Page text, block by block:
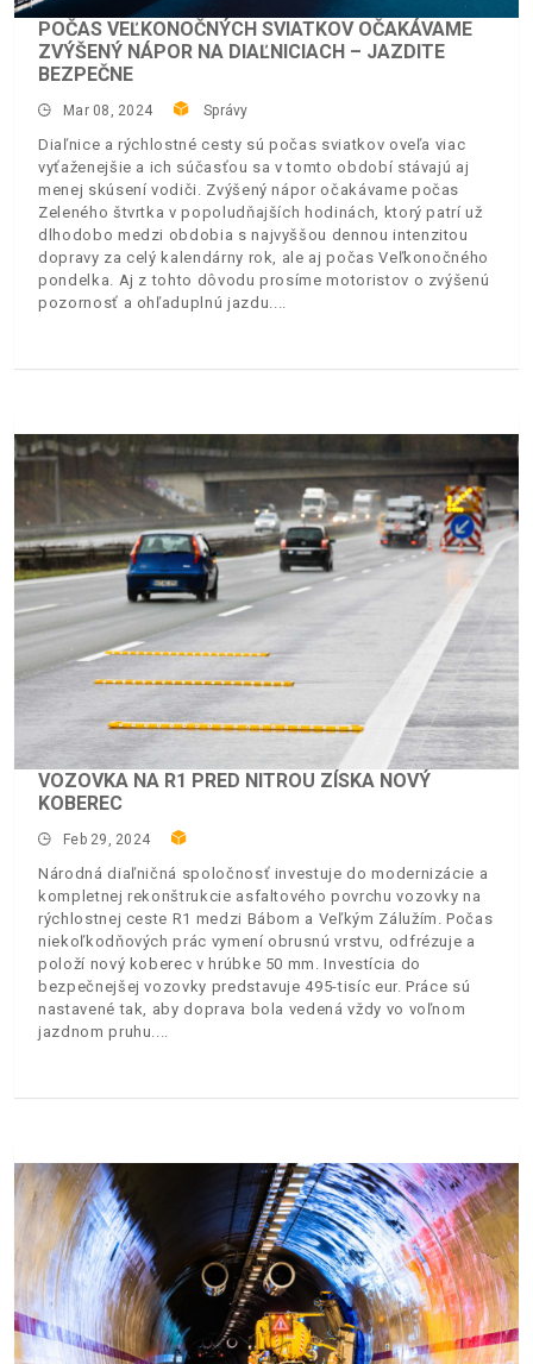
POČAS VEĽKONOČNÝCH SVIATKOV OČAKÁVAME
ZVÝŠENÝ NÁPOR NA DIAĽNICIACH – JAZDITE
BEZPEČNE
Mar 08, 2024 Správy
Diaľnice a rýchlostné cesty sú počas sviatkov oveľa viac
vyťaženejšie a ich súčasťou sa v tomto období stávajú aj
menej skúsení vodiči. Zvýšený nápor očakávame počas
Zeleného štvrtka v popoludňajších hodinách, ktorý patrí už
dlhodobo medzi obdobia s najvyššou dennou intenzitou
dopravy za celý kalendárny rok, ale aj počas Veľkonočného
pondelka. Aj z tohto dôvodu prosíme motoristov o zvýšenú
pozornosť a ohľaduplnú jazdu.
VOZOVKA NA R1 PRED NITROU ZÍSKA NOVÝ
KOBEREC
Feb 29, 2024
Národná diaľničná spoločnosť investuje do modernizácie a
kompletnej rekonštrukcie asfaltového povrchu vozovky na
rýchlostnej ceste R1 medzi Bábom a Veľkým Zálužím. Počas
niekoľkodňových prác vymení obrusnú vrstvu, odfrézuje a
položí nový koberec v hrúbke 50 mm. Investícia do
bezpečnejšej vozovky predstavuje 495-tisíc eur. Práce sú
nastavené tak, aby doprava bola vedená vždy vo voľnom
jazdnom pruhu.